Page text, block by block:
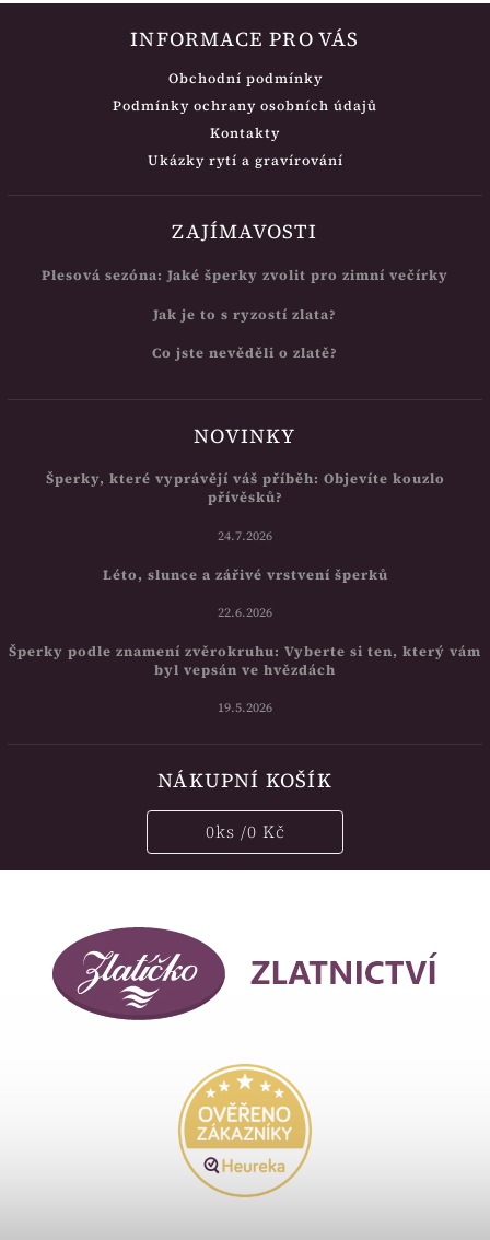
INFORMACE PRO VÁS
Obchodní podmínky
Podmínky ochrany osobních údajů
Kontakty
Ukázky rytí a gravírování
ZAJÍMAVOSTI
Plesová sezóna: Jaké šperky zvolit pro zimní večírky
Jak je to s ryzostí zlata?
Co jste nevěděli o zlatě?
NOVINKY
Šperky, které vyprávějí váš příběh: Objevíte kouzlo
přívěsků?
24.7.2026
Léto, slunce a zářivé vrstvení šperků
22.6.2026
Šperky podle znamení zvěrokruhu: Vyberte si ten, který vám
byl vepsán ve hvězdách
19.5.2026
NÁKUPNÍ KOŠÍK
0ks /0 Kč